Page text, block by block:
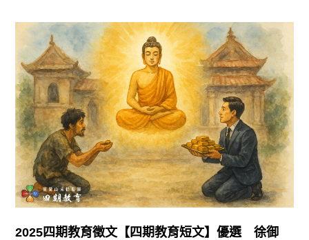
2025四期教育徵文【四期教育短文】優選 徐御
徵文賞析